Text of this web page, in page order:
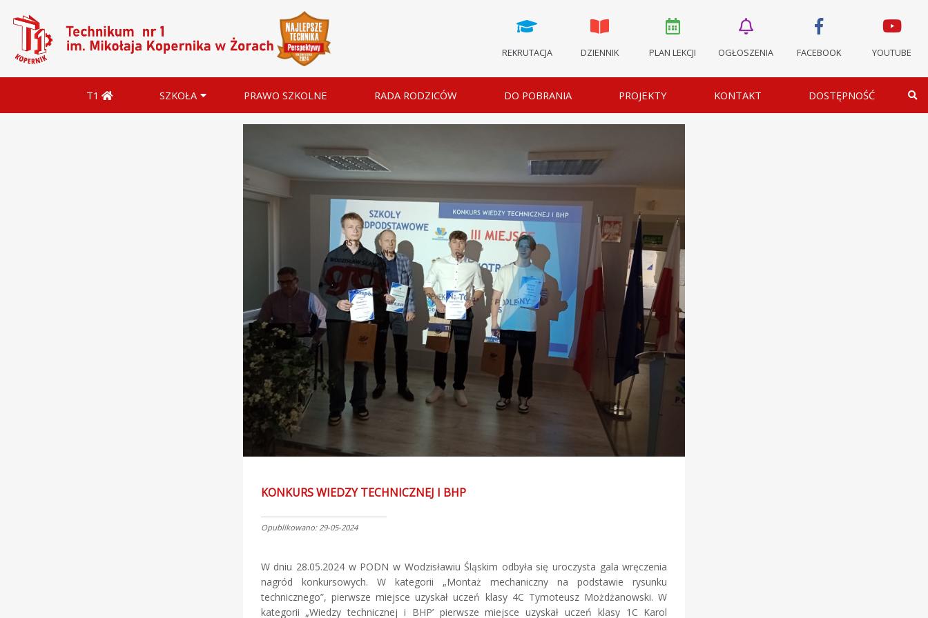
REKRUTACJA DZIENNIK PLAN LEKCJI OGŁOSZENIA FACEBOOK YOUTUBE
T1 SZKOŁA PRAWO SZKOLNE RADA RODZICÓW DO POBRANIA PROJEKTY KONTAKT DOSTĘPNOŚĆ
KONKURS WIEDZY TECHNICZNEJ I BHP
Opublikowano: 29-05-2024
W dniu 28.05.2024 w PODN w Wodzisławiu Śląskim odbyła się uroczysta gala wręczenia
nagród konkursowych. W kategorii „Montaż mechaniczny na podstawie rysunku
technicznego”, pierwsze miejsce uzyskał uczeń klasy 4C Tymoteusz Możdżanowski. W
kategorii „Wiedzy technicznej i BHP’ pierwsze miejsce uzyskał uczeń klasy 1C Karol